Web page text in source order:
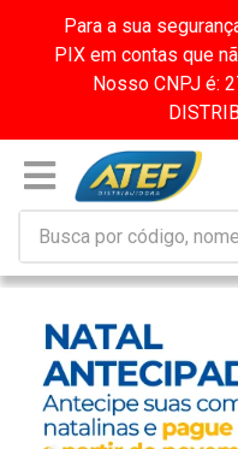
Para a sua
PIX em contas que
Nosso CNPJ é: